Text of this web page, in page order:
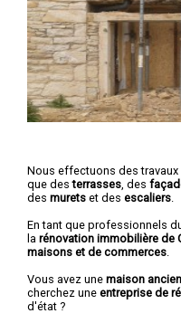
Nous effectuons des travaux
que desterrasses , des
des murets et des escaliers
En tant que professionnels
la rénovation immobilière de
maisons et de commerces
Vous avez une maison
cherchez une entreprise de
d'état ?